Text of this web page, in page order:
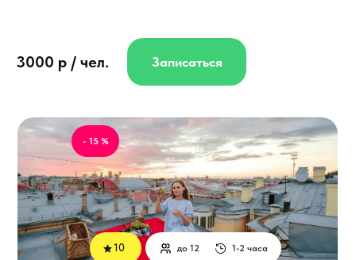
3000 р / чел. Записаться
1-2 часа
до 12
- 15 %
10